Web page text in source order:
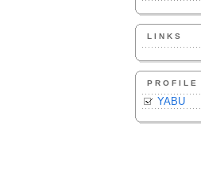
LINKS
PROFILE
YABU